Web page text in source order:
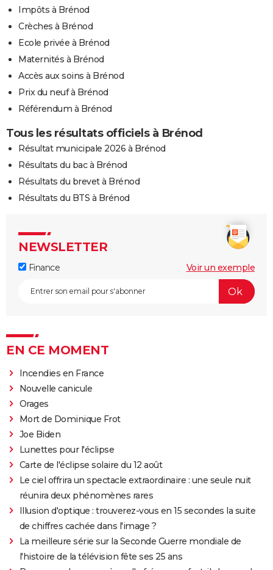
Impôts à Brénod
Crèches à Brénod
Ecole privée à Brénod
Maternités à Brénod
Accès aux soins à Brénod
Prix du neuf à Brénod
Référendum à Brénod
Tous les résultats officiels à Brénod
Résultat municipale 2026 à Brénod
Résultats du bac à Brénod
Résultats du brevet à Brénod
Résultats du BTS à Brénod
NEWSLETTER
Finance Voir un exemple
EN CE MOMENT
Incendies en France
Nouvelle canicule
Orages
Mort de Dominique Frot
Joe Biden
Lunettes pour l'éclipse
Carte de l'éclipse solaire du 12 août
Le ciel offrira un spectacle extraordinaire : une seule nuit
réunira deux phénomènes rares
Illusion d'optique : trouverez-vous en 15 secondes la suite
de chiffres cachée dans l'image ?
La meilleure série sur la Seconde Guerre mondiale de
l'histoire de la télévision fête ses 25 ans